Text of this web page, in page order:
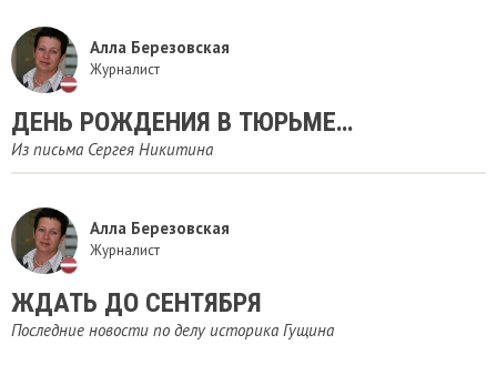
Алла Березовская
Журналист
ДЕНЬ РОЖДЕНИЯ В ТЮРЬМЕ…
Из письма Сергея Никитина
Алла Березовская
Журналист
ЖДАТЬ ДО СЕНТЯБРЯ
Последние новости по делу историка Гущина